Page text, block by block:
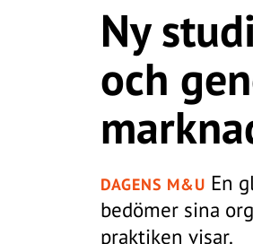
Ny
och
DAGENS M&U En
bedömer sina
praktiken visar.